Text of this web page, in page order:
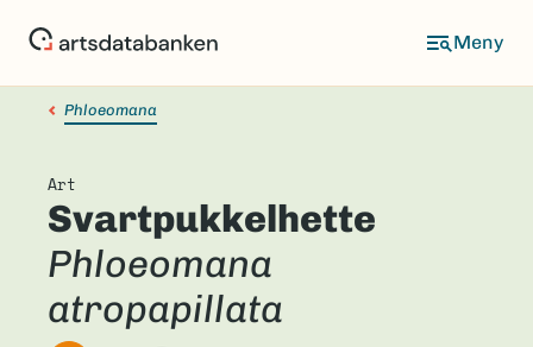
Phloeomana
Art
Svartpukkelhette
Phloeomana
atropapillata